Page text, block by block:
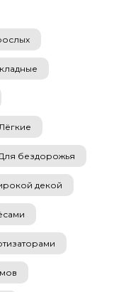
бездорожья
декой